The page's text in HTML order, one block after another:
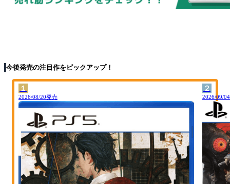
今後発売の注目作をピックアップ！
１
2026/08/20発売
２
2026/09/